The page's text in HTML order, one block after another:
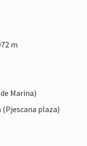
m
Marina)
plaza)